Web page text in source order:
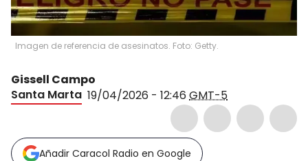
Imagen de referencia de asesinatos. Foto: Getty.
Gissell Campo
Santa Marta 19/04/2026 - 12:46 GMT-5
Añadir Caracol Radio en Google